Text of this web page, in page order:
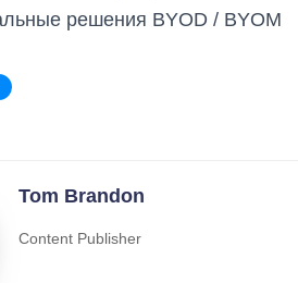
решения BYOD / BYOM
Tom Brandon
Content Publisher